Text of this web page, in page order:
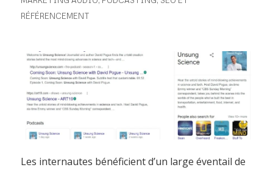
RÉFÉRENCEMENT
Les internautes bénéficient d’un large éventail de